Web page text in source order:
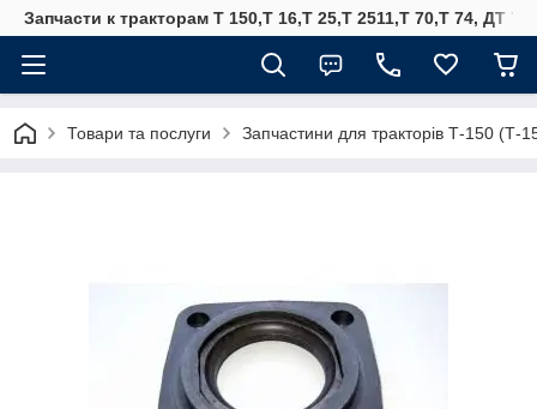
Запчасти к тракторам Т 150,Т 16,Т 25,Т 2511,Т 70,Т 74, ДТ
Товари та послуги Запчастини для тракторів Т-150